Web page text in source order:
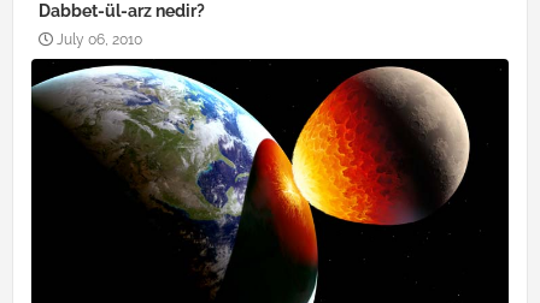
Dabbet-ül-arz nedir?
July 06, 2010